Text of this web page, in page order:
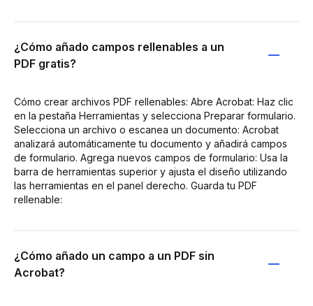
¿Cómo añado campos rellenables a un
PDF gratis?
Cómo crear archivos PDF rellenables: Abre Acrobat: Haz clic
en la pestaña Herramientas y selecciona Preparar formulario.
Selecciona un archivo o escanea un documento: Acrobat
analizará automáticamente tu documento y añadirá campos
de formulario. Agrega nuevos campos de formulario: Usa la
barra de herramientas superior y ajusta el diseño utilizando
las herramientas en el panel derecho. Guarda tu PDF
rellenable:
¿Cómo añado un campo a un PDF sin
Acrobat?